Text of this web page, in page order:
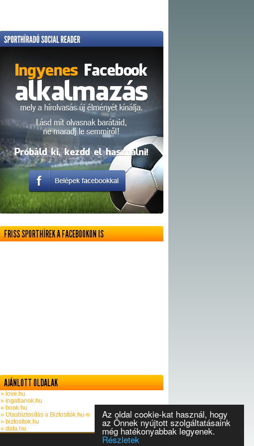
Az oldal cookie-kat használ, hogy
az Önnek nyújtott szolgáltatásaink
még hatékonyabbak legyenek.
Részletek
FRISS SPORTHÍREK A FACEBOOKON IS
AJÁNLOTT OLDALAK
» love.hu
» ingatlanok.hu
» book.hu
» Utasbiztosítás a Biztosítók.hu-n
» biztositok.hu
» data.hu